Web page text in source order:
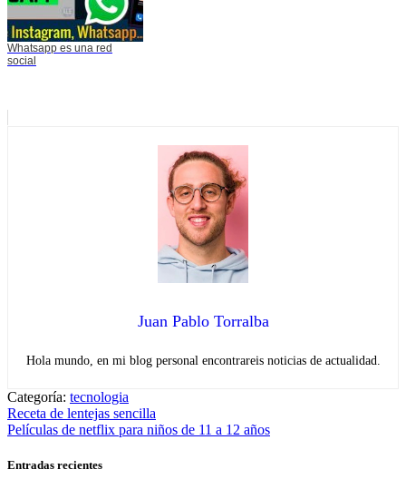
Whatsapp es una red
social
Juan Pablo Torralba
Hola mundo, en mi blog personal encontrareis noticias de actualidad.
Categoría: tecnologia
Navegación
de
entradas
Entrada
anterior:
Receta de lentejas sencilla
Entrada
Películas de netflix para niños de 11 a 12 años
Entradas recientes